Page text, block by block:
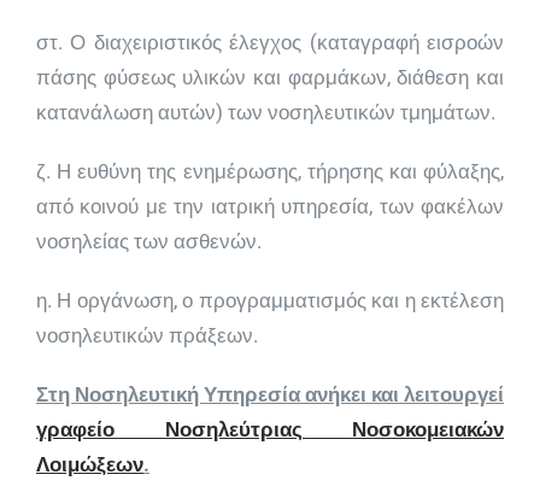
στ. Ο διαχειριστικός έλεγχος (καταγραφή εισροών
πάσης φύσεως υλικών και φαρμάκων, διάθεση και
κατανάλωση αυτών) των νοσηλευτικών τμημάτων.
ζ. Η ευθύνη της ενημέρωσης, τήρησης και φύλαξης,
από κοινού με την ιατρική υπηρεσία, των φακέλων
νοσηλείας των ασθενών.
η. Η οργάνωση, ο προγραμματισμός και η εκτέλεση
νοσηλευτικών πράξεων.
Στη Νοσηλευτική Υπηρεσία ανήκει και λειτουργεί
γραφείο Νοσηλεύτριας Νοσοκομειακών
Λοιμώξεων.